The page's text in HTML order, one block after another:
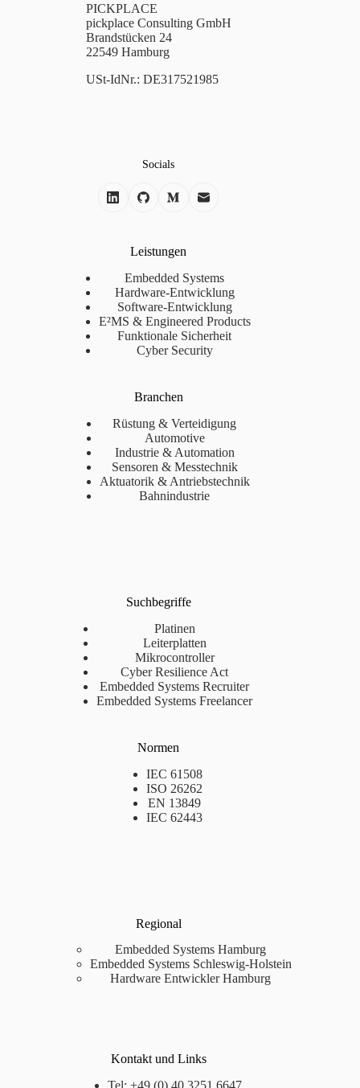
PICKPLACE
pickplace Consulting GmbH
Brandstücken 24
22549 Hamburg
USt-IdNr.: DE317521985
Socials
Leistungen
Embedded Systems
Hardware-Entwicklung
Software-Entwicklung
E²MS & Engineered Products
Funktionale Sicherheit
Cyber Security
Branchen
Rüstung & Verteidigung
Automotive
Industrie & Automation
Sensoren & Messtechnik
Aktuatorik & Antriebstechnik
Bahnindustrie
Suchbegriffe
Platinen
Leiterplatten
Mikrocontroller
Cyber Resilience Act
Embedded Systems Recruiter
Embedded Systems Freelancer
Normen
IEC 61508
ISO 26262
EN 13849
IEC 62443
Regional
Embedded Systems Hamburg
Embedded Systems Schleswig-Holstein
Hardware Entwickler Hamburg
Kontakt und Links